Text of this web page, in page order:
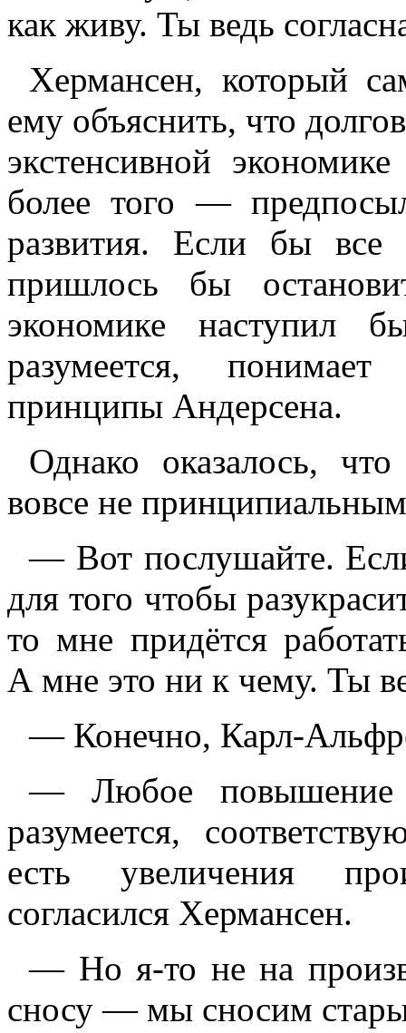
как живу. Ты ведь
Хермансен, который
ему объяснить, что
экстенсивной
более того —
развития. Если бы все
пришлось бы
экономике наступил
разумеется,
принципы Андерсена.
Однако оказалось,
вовсе не
— Вот послушайте.
для того чтобы
то мне придётся
А мне это ни к чему. Ты
— Конечно, Карл-
— Любое повышение
разумеется,
есть увеличения
согласился Хермансен.
— Но я-то не на
сносу — мы сносим